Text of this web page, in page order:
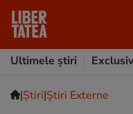
Ultimele știri
Exclusiv
|Ştiri|Știri Externe